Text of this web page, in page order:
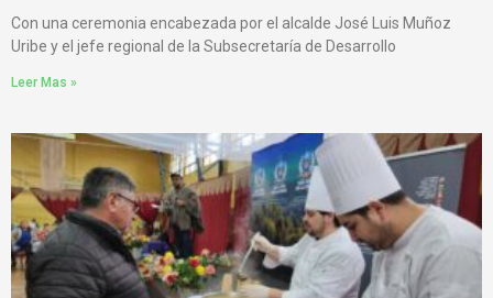
Con una ceremonia encabezada por el alcalde José Luis Muñoz
Uribe y el jefe regional de la Subsecretaría de Desarrollo
Leer Mas »